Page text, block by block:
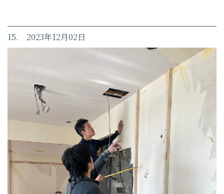
15. 2023年12月02日